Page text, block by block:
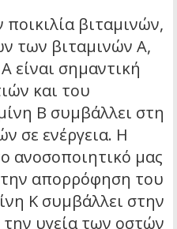
βιταμινών,
των βιταμινών A,
είναι σημαντική
και του
Β συμβάλλει στη
σε ενέργεια. Η
ανοσοποιητικό μας
απορρόφηση του
Κ συμβάλλει στην
υγεία των οστών